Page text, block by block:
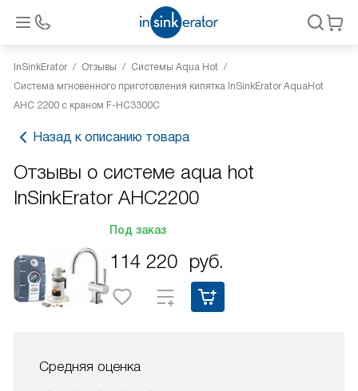
InSinkErator Отзывы
Системы Aqua Hot
Система мгновенного приготовления кипятка InSinkErator AquaHot
AHC 2200 с краном F-HC3300C
Назад к описанию товара
Отзывы о системе aqua hot
InSinkErator AHC2200
Под заказ
114 220 руб.
Средняя оценка